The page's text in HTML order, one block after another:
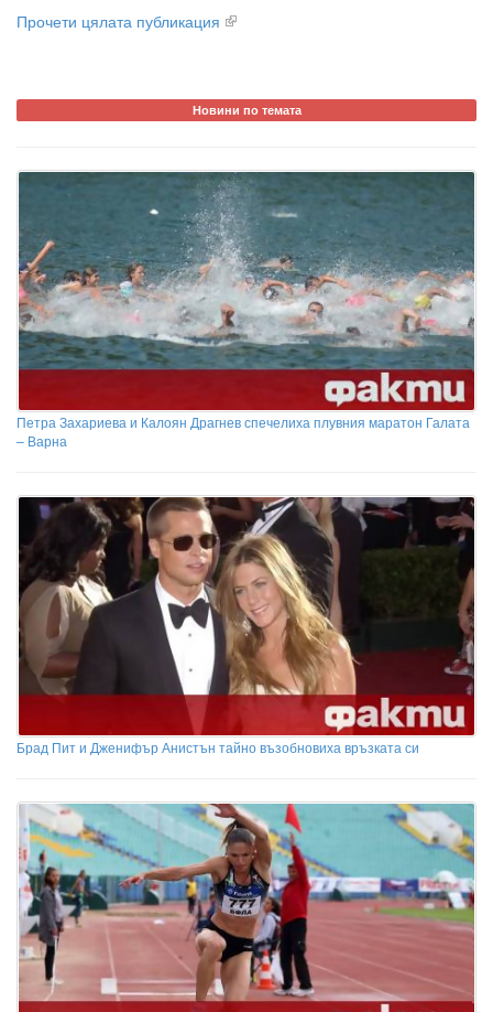
Прочети цялата публикация
Новини по темата
Петра Захариева и Калоян Драгнев спечелиха плувния маратон Галата
– Варна
Брад Пит и Дженифър Анистън тайно възобновиха връзката си